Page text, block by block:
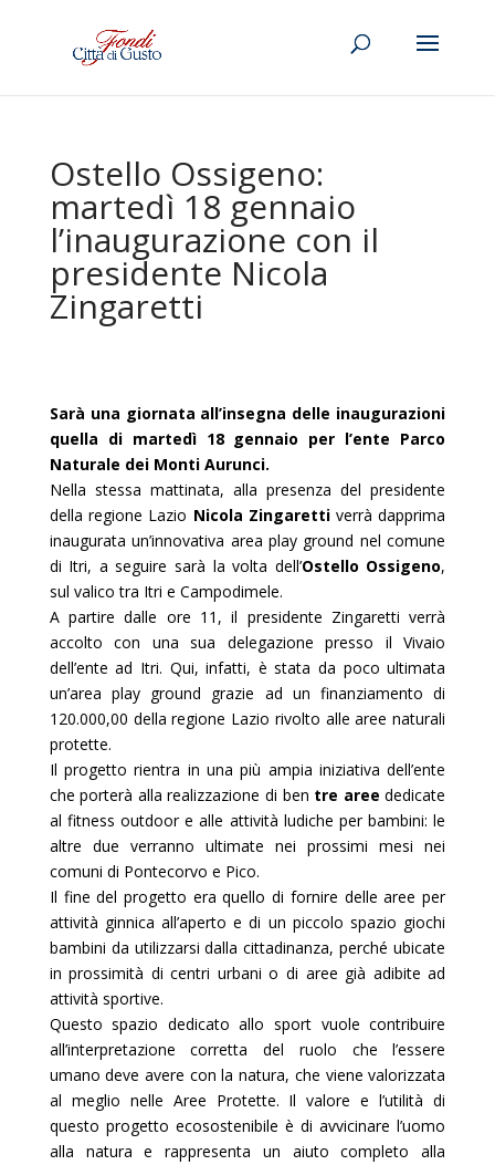
Ostello Ossigeno:
martedì 18 gennaio
l’inaugurazione con il
presidente Nicola
Zingaretti
Sarà una giornata all’insegna delle inaugurazioni
quella di martedì 18 gennaio per l’ente Parco
Naturale dei Monti Aurunci.
Nella stessa mattinata, alla presenza del presidente
della regione Lazio Nicola Zingarettiverrà dapprima
inaugurata un’innovativa area play ground nel comune
di Itri, a seguire sarà la volta dell’Ostello Ossigeno,
sul valico tra Itri e Campodimele.
A partire dalle ore 11, il presidente Zingaretti verrà
accolto con una sua delegazione presso il Vivaio
dell’ente ad Itri. Qui, infatti, è stata da poco ultimata
un’area play ground grazie ad un finanziamento di
120.000,00 della regione Lazio rivolto alle aree naturali
protette.
Il progetto rientra in una più ampia iniziativa dell’ente
che porterà alla realizzazione di ben tre aree dedicate
al fitness outdoor e alle attività ludiche per bambini: le
altre due verranno ultimate nei prossimi mesi nei
comuni di Pontecorvo e Pico.
Il fine del progetto era quello di fornire delle aree per
attività ginnica all’aperto e di un piccolo spazio giochi
bambini da utilizzarsi dalla cittadinanza, perché ubicate
in prossimità di centri urbani o di aree già adibite ad
attività sportive.
Questo spazio dedicato allo sport vuole contribuire
all’interpretazione corretta del ruolo che l’essere
umano deve avere con la natura, che viene valorizzata
al meglio nelle Aree Protette. Il valore e l’utilità di
questo progetto ecosostenibile è di avvicinare l’uomo
alla natura e rappresenta un aiuto completo alla